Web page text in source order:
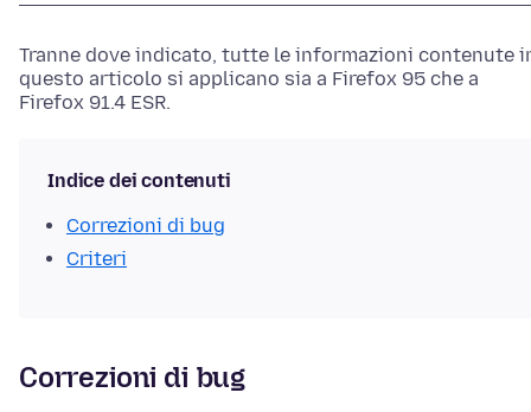
Tranne dove indicato, tutte le informazioni contenute
questo articolo si applicano sia a Firefox 95 che a
Firefox 91.4 ESR.
Indice dei contenuti
Correzioni di bug
Criteri
Correzioni di bug